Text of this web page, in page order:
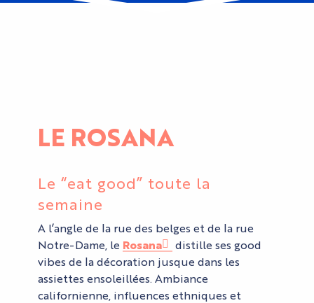
LE ROSANA
Le “eat good” toute la
semaine
A l’angle de la rue des belges et de la rue
Notre-Dame, le Rosana
distille ses good
vibes de la décoration jusque dans les
assiettes ensoleillées. Ambiance
californienne, influences ethniques et